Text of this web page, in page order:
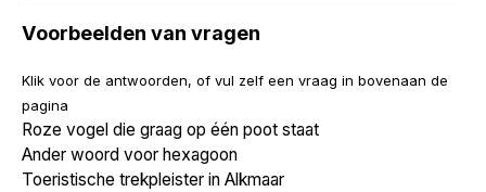
Voorbeelden van vragen
Klik voor de antwoorden, of vul zelf een vraag in bovenaan de
pagina
Roze vogel die graag op één poot staat
Ander woord voor hexagoon
Toeristische trekpleister in Alkmaar